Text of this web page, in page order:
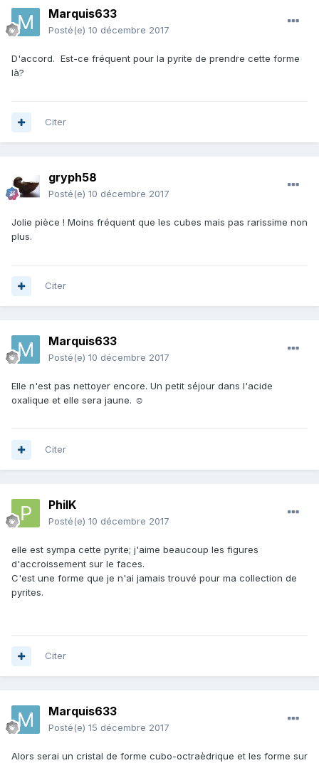
Marquis633
Posté(e) 10 décembre 2017
D'accord. Est-ce fréquent pour la pyrite de prendre cette forme
là?
Citer
gryph58
Posté(e) 10 décembre 2017
Jolie pièce ! Moins fréquent que les cubes mais pas rarissime non
plus.
Citer
Marquis633
Posté(e) 10 décembre 2017
Elle n'est pas nettoyer encore. Un petit séjour dans l'acide
oxalique et elle sera jaune. ☺
Citer
PhilK
Posté(e) 10 décembre 2017
elle est sympa cette pyrite; j'aime beaucoup les figures
d'accroissement sur le faces.
C'est une forme que je n'ai jamais trouvé pour ma collection de
pyrites.
Citer
Marquis633
Posté(e) 15 décembre 2017
Alors serai un cristal de forme cubo-octraèdrique et les forme sur